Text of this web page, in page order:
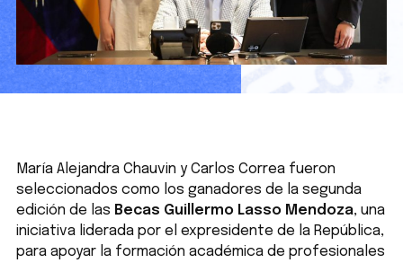
María Alejandra Chauvin y Carlos Correa fueron
seleccionados como los ganadores de la segunda
edición de las Becas Guillermo Lasso Mendoza, una
iniciativa liderada por el expresidente de la República,
para apoyar la formación académica de profesionales